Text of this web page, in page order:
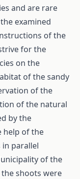
and are rare
examined
of the
for the
on the
of the sandy
of the
of the natural
by the
help of the
parallel
of the
shoots were